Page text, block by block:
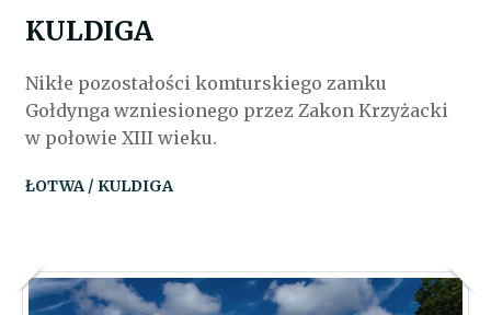
KULDIGA
Nikłe pozostałości komturskiego zamku
Gołdynga wzniesionego przez Zakon Krzyżacki
w połowie XIII wieku.
ŁOTWA / KULDIGA